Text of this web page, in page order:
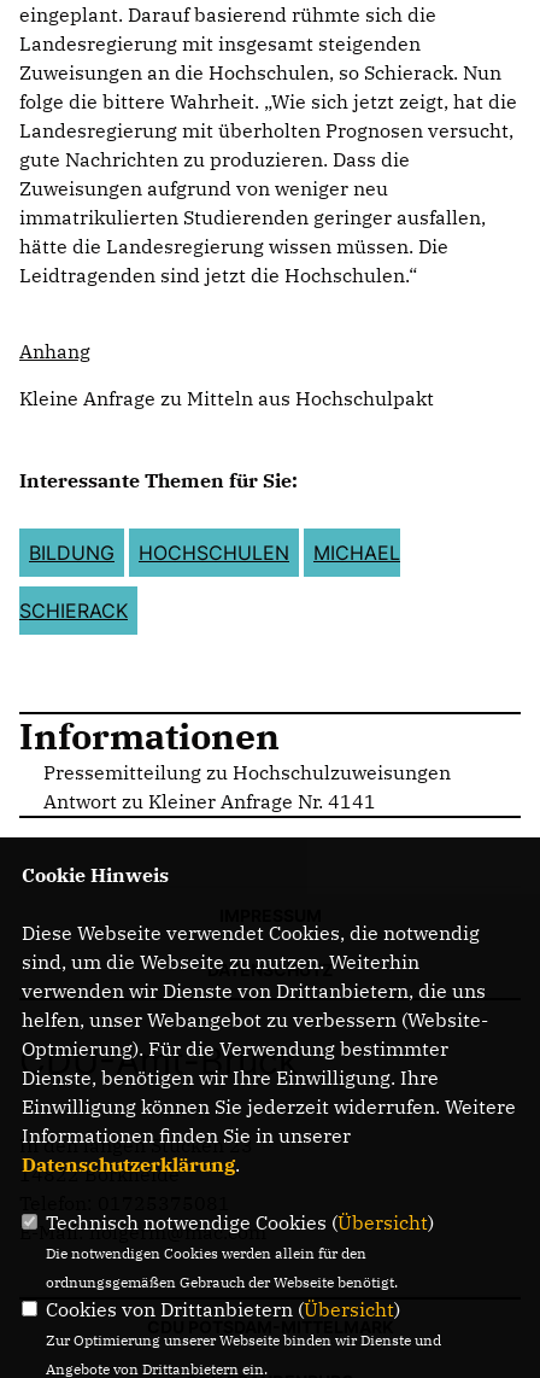
eingeplant. Darauf basierend rühmte sich die
Landesregierung mit insgesamt steigenden
Zuweisungen an die Hochschulen, so Schierack. Nun
folge die bittere Wahrheit. „Wie sich jetzt zeigt, hat die
Landesregierung mit überholten Prognosen versucht,
gute Nachrichten zu produzieren. Dass die
Zuweisungen aufgrund von weniger neu
immatrikulierten Studierenden geringer ausfallen,
hätte die Landesregierung wissen müssen. Die
Leidtragenden sind jetzt die Hochschulen.“
Anhang
Kleine Anfrage zu Mitteln aus Hochschulpakt
Interessante Themen für Sie:
BILDUNG HOCHSCHULEN MICHAEL
SCHIERACK
Informationen
Pressemitteilung zu Hochschulzuweisungen
Antwort zu Kleiner Anfrage Nr. 4141
DATENSCHUTZ
CDU-Amt-Brück
In den langen Stücken 23
14822 Borkheide
E-Mail: holgerm@mac.com
Cookie Hinweis
Diese Webseite verwendet Cookies, die notwendig
sind, um die Webseite zu nutzen. Weiterhin
verwenden wir Dienste von Drittanbietern, die uns
helfen, unser Webangebot zu verbessern (Website-
Optmierung). Für die Verwendung bestimmter
Dienste, benötigen wir Ihre Einwilligung. Ihre
Einwilligung können Sie jederzeit widerrufen. Weitere
Informationen finden Sie in unserer
Datenschutzerklärung.
Technisch notwendige Cookies (Übersicht)
Die notwendigen Cookies werden allein für den
ordnungsgemäßen Gebrauch der Webseite benötigt.
Cookies von Drittanbietern (Übersicht)
Zur Optimierung unserer Webseite binden wir Dienste und
Angebote von Drittanbietern ein.